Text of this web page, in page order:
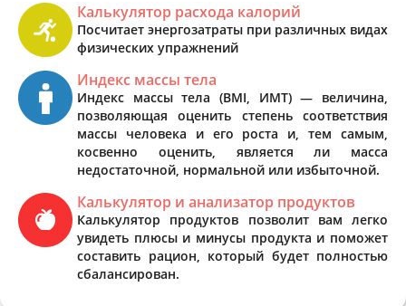
Калькулятор расхода калорий
Посчитает энергозатраты при различных видах
физических упражнений
Индекс массы тела
Индекс массы тела (BMI, ИМТ) — величина,
позволяющая оценить степень соответствия
массы человека и его роста и, тем самым,
косвенно оценить, является ли масса
недостаточной, нормальной или избыточной.
Калькулятор и анализатор продуктов
Калькулятор продуктов позволит вам легко
увидеть плюсы и минусы продукта и поможет
составить рацион, который будет полностью
сбалансирован.